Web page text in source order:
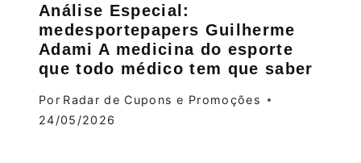
Análise Especial:
medesportepapers Guilherme
Adami A medicina do esporte
que todo médico tem que saber
Por Radar de Cupons e Promoções
24/05/2026